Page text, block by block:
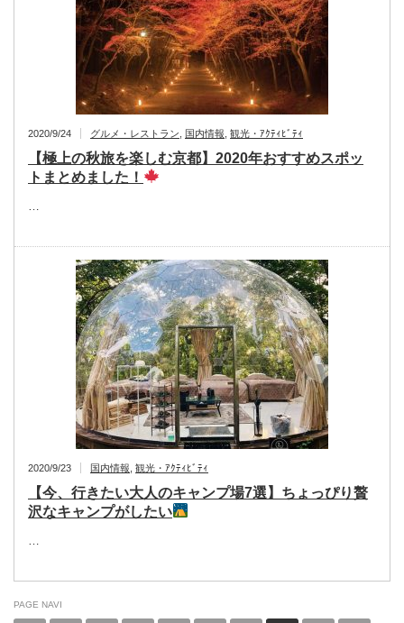
2020/9/24 グルメ・レストラン 国内情報 観光・ｱｸﾃｨﾋﾞﾃｨ
【極上の秋旅を楽しむ京都】2020年おすすめスポッ
トまとめました！
2020/9/23 国内情報 観光・ｱｸﾃｨﾋﾞﾃｨ
【今、行きたい大人のキャンプ場7選】ちょっぴり贅
沢なキャンプがしたい
PAGE NAVI